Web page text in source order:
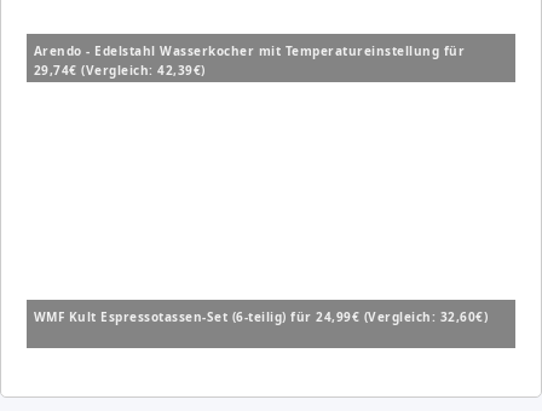
Arendo - Edelstahl Wasserkocher mit Temperatureinstellung für
29,74€ (Vergleich: 42,39€)
WMF Kult Espressotassen-Set (6-teilig) für 24,99€ (Vergleich: 32,60€)